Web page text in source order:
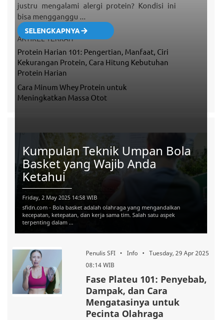
justru mengalami alergi protein? Kondisi ini
bisa mengganggu ...
SELENGKAPNYA
ARTIKEL TERKAIT
Protein Harian 101: Pengertian, Manfaat, Ciri
Kekurangan Protein, Cara Hitung Kebutuhan
Protein Harian
Cara Minum Whey Protein untuk
Meningkatkan Massa Otot
Kumpulan Teknik Umpan Bola
Basket yang Wajib Anda
Ketahui
Friday, 2 May 2025 14:58 WIB
sfidn.com - Bola basket adalah olahraga yang mengandalkan
kecepatan, ketepatan, dan kerja sama tim. Salah satu aspek
terpenting dalam ...
Penulis SFI • Info • Tuesday, 29 Apr 2025
08:14 WIB
Fase Plateu 101: Penyebab,
Dampak, dan Cara
Mengatasinya untuk
Pecinta Olahraga